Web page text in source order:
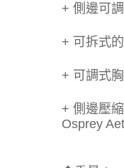
+ 側邊可
+ 可拆式
+ 可調式
+ 側邊壓
Osprey